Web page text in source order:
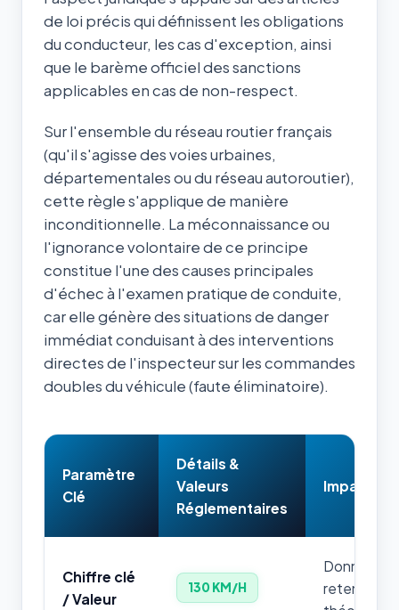
de loi précis qui définissent les obligations
du conducteur, les cas d'exception, ainsi
que le barème officiel des sanctions
applicables en cas de non-respect.
Sur l'ensemble du réseau routier français
(qu'il s'agisse des voies urbaines,
départementales ou du réseau autoroutier),
cette règle s'applique de manière
inconditionnelle. La méconnaissance ou
l'ignorance volontaire de ce principe
constitue l'une des causes principales
d'échec à l'examen pratique de conduite,
car elle génère des situations de danger
immédiat conduisant à des interventions
directes de l'inspecteur sur les commandes
doubles du véhicule (faute éliminatoire).
Paramètre
Clé
Détails &
Valeurs
Réglementaires
Impact &
Chiffre clé
/ Valeur
130 KM/H
Donnée
retenir par